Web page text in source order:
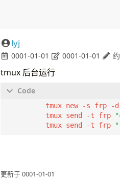
lyj
0001-01-01 0001-01-01
tmux 后台运行
          tmux new -s frp -d
          tmux send -t frp
          tmux send -t frp
更新于 0001-01-01